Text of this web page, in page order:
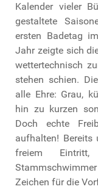
Kalender vieler
gestaltete
ersten Badetag
Jahr zeigte sich
wettertechnisch
stehen schien.
alle Ehre: Grau,
hin zu kurzen
Doch echte
aufhalten!
freiem
Zeichen für die